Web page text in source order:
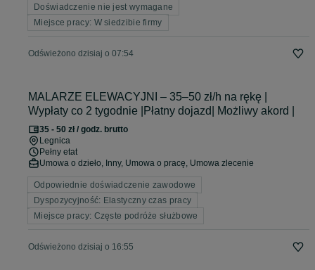
Doświadczenie nie jest wymagane
Miejsce pracy: W siedzibie firmy
Odświeżono dzisiaj o 07:54
MALARZE ELEWACYJNI – 35–50 zł/h na rękę |
Wypłaty co 2 tygodnie |Płatny dojazd| Możliwy akord |
35 - 50 zł / godz. brutto
Legnica
Pełny etat
Umowa o dzieło, Inny, Umowa o pracę, Umowa zlecenie
Odpowiednie doświadczenie zawodowe
Dyspozycyjność: Elastyczny czas pracy
Miejsce pracy: Częste podróże służbowe
Odświeżono dzisiaj o 16:55